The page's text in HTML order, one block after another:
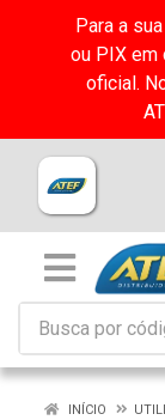
Para a
ou PIX em
oficial.
INÍCIO